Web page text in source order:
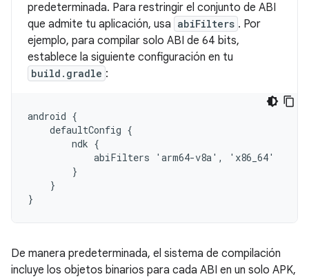
predeterminada. Para restringir el conjunto de ABI
que admite tu aplicación, usa abiFilters . Por
ejemplo, para compilar solo ABI de 64 bits,
establece la siguiente configuración en tu
build.gradle :
android {
    defaultConfig {
        ndk {
            abiFilters 'arm64-v8a', 'x86_64'
        }
    }
De manera predeterminada, el sistema de compilación
incluye los objetos binarios para cada ABI en un solo APK,